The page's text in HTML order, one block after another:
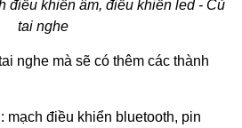
điều khiển âm, điều khiển led - Củ
tai nghe
nghe mà sẽ có thêm các thành
điều khiển bluetooth, pin